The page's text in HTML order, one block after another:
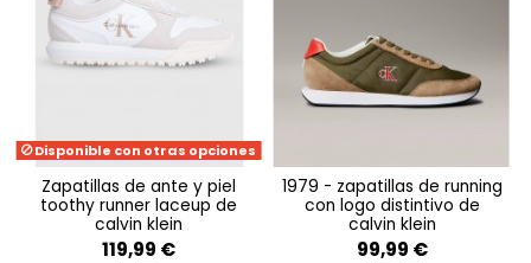
Disponible con otras opciones
zapatillas de ante y piel
toothy runner laceup de
calvin klein
119,99 €
1979 - zapatillas de running
con logo distintivo de
calvin klein
99,99 €